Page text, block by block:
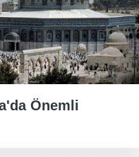
Önemli